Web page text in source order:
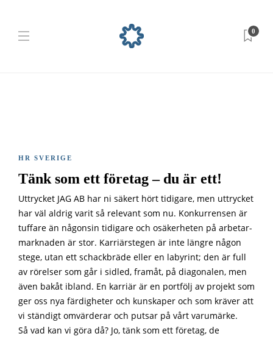
0
HR SVERIGE
Tänk som ett företag – du är ett!
Uttrycket JAG AB har ni säkert hört tidigare, men uttrycket
har väl aldrig varit så relevant som nu. Konkurrensen är
tuffare än någonsin tidigare och osäkerheten på arbetar-
marknaden är stor. Karriärstegen är inte längre någon
stege, utan ett schackbräde eller en labyrint; den är full
av rörelser som går i sidled, framåt, på diagonalen, men
även bakåt ibland. En karriär är en portfölj av projekt som
ger oss nya färdigheter och kunskaper och som kräver att
vi ständigt omvärderar och putsar på vårt varumärke.
Så vad kan vi göra då? Jo, tänk som ett företag, de